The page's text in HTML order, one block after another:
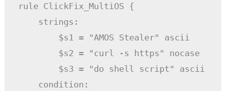
rule ClickFix_MultiOS {
    strings:
        $s1 = "AMOS Stealer" ascii
        $s2 = "curl -s https" nocase
        $s3 = "do shell script" ascii
    condition: